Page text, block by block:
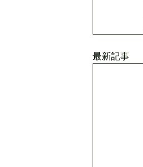
最新記事